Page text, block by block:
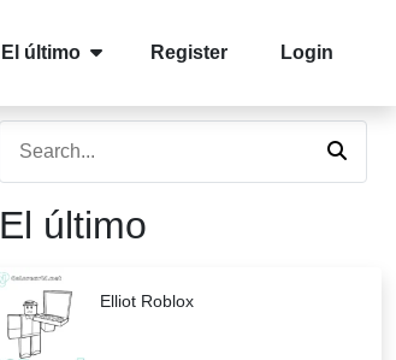
El último Register Login
El último
Elliot Roblox